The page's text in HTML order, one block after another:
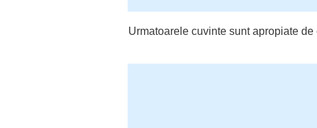
Urmatoarele cuvinte sunt apropiate de